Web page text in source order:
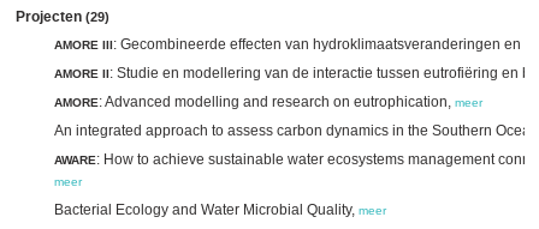
Projecten (29)
AMORE III: Gecombineerde effecten van hydroklimaatsveranderingen en
AMORE II: Studie en modellering van de interactie tussen eutrofiëring en
AMORE: Advanced modelling and research on eutrophication, meer
An integrated approach to assess carbon dynamics in the Southern
AWARE: How to achieve sustainable water ecosystems management
meer
Bacterial Ecology and Water Microbial Quality, meer